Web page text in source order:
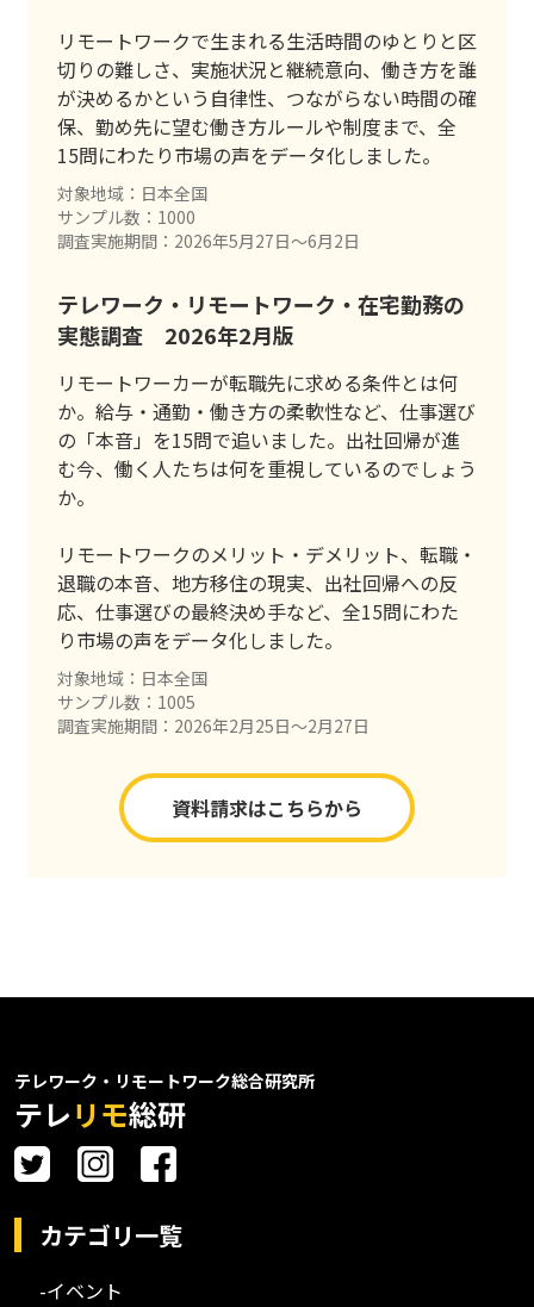
リモートワークで生まれる生活時間のゆとりと区
切りの難しさ、実施状況と継続意向、働き方を誰
が決めるかという自律性、つながらない時間の確
保、勤め先に望む働き方ルールや制度まで、全
15問にわたり市場の声をデータ化しました。
対象地域：日本全国
サンプル数：1000
調査実施期間：2026年5月27日〜6月2日
テレワーク・リモートワーク・在宅勤務の
実態調査 2026年2月版
リモートワーカーが転職先に求める条件とは何
か。給与・通勤・働き方の柔軟性など、仕事選び
の「本音」を15問で追いました。出社回帰が進
む今、働く人たちは何を重視しているのでしょう
か。
リモートワークのメリット・デメリット、転職・
退職の本音、地方移住の現実、出社回帰への反
応、仕事選びの最終決め手など、全15問にわた
り市場の声をデータ化しました。
対象地域：日本全国
サンプル数：1005
調査実施期間：2026年2月25日〜2月27日
資料請求はこちらから
テレワーク・リモートワーク総合研究所
テレリモ総研
カテゴリ一覧
-イベント